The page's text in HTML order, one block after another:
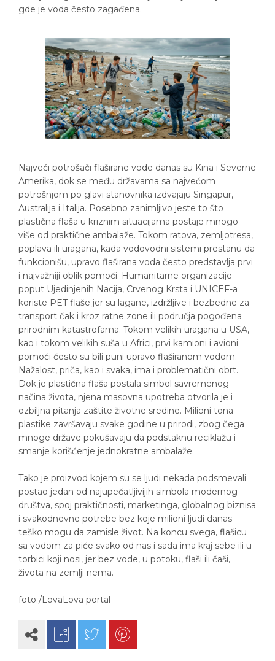
gde je voda često zagađena.
Najveći potrošači flaširane vode danas su Kina i Severne
Amerika, dok se među državama sa najvećom
potrošnjom po glavi stanovnika izdvajaju Singapur,
Australija i Italija. Posebno zanimljivo jeste to što
plastična flaša u kriznim situacijama postaje mnogo
više od praktične ambalaže. Tokom ratova, zemljotresa,
poplava ili uragana, kada vodovodni sistemi prestanu da
funkcionišu, upravo flaširana voda često predstavlja prvi
i najvažniji oblik pomoći. Humanitarne organizacije
poput Ujedinjenih Nacija, Crvenog Krsta i UNICEF-a
koriste PET flaše jer su lagane, izdržljive i bezbedne za
transport čak i kroz ratne zone ili područja pogođena
prirodnim katastrofama. Tokom velikih uragana u USA,
kao i tokom velikih suša u Africi, prvi kamioni i avioni
pomoći često su bili puni upravo flaširanom vodom.
Nažalost, priča, kao i svaka, ima i problematični obrt.
Dok je plastična flaša postala simbol savremenog
načina života, njena masovna upotreba otvorila je i
ozbiljna pitanja zaštite životne sredine. Milioni tona
plastike završavaju svake godine u prirodi, zbog čega
mnoge države pokušavaju da podstaknu reciklažu i
smanje korišćenje jednokratne ambalaže.
Tako je proizvod kojem su se ljudi nekada podsmevali
postao jedan od najupečatljivijih simbola modernog
društva, spoj praktičnosti, marketinga, globalnog biznisa
i svakodnevne potrebe bez koje milioni ljudi danas
teško mogu da zamisle život. Na koncu svega, flašicu
sa vodom za piće svako od nas i sada ima kraj sebe ili u
torbici koji nosi, jer bez vode, u potoku, flaši ili čaši,
života na zemlji nema.
foto:/LovaLova portal